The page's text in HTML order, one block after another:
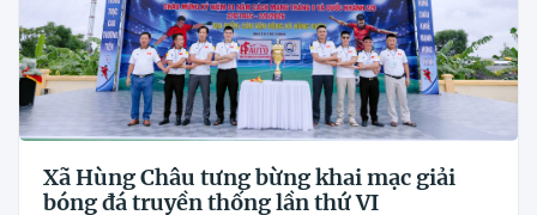
Xã Hùng Châu tưng bừng khai mạc giải
bóng đá truyền thống lần thứ VI